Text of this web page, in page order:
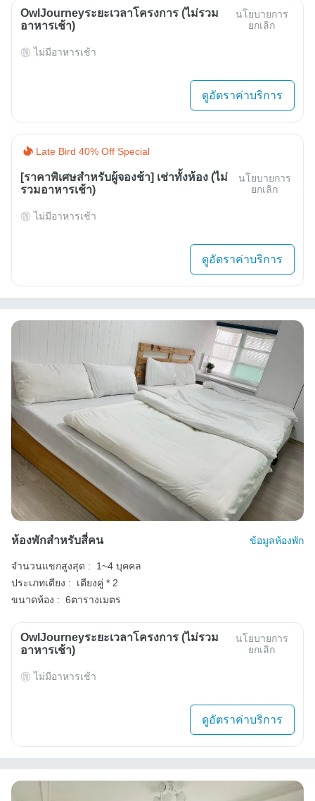
OwlJourneyระยะเวลาโครงการ (ไม่รวม
อาหารเช้า)
นโยบายการ
ยกเลิก
ไม่มีอาหารเช้า
ดูอัตราค่าบริการ
Late Bird 40% Off Special
[ราคาพิเศษสำหรับผู้จองช้า] เช่าทั้งห้อง (ไม่
รวมอาหารเช้า)
นโยบายการ
ยกเลิก
ไม่มีอาหารเช้า
ดูอัตราค่าบริการ
ห้องพักสำหรับสี่คน ข้อมูลห้องพัก
จำนวนแขกสูงสุด :
1~4 บุคคล
ประเภทเตียง :
เตียงคู่ * 2
ขนาดห้อง : 6ตารางเมตร
OwlJourneyระยะเวลาโครงการ (ไม่รวม
อาหารเช้า)
นโยบายการ
ยกเลิก
ไม่มีอาหารเช้า
ดูอัตราค่าบริการ